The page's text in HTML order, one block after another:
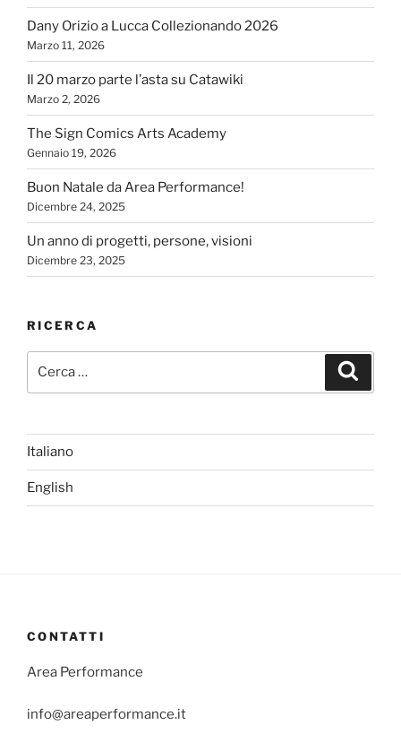
Dany Orizio a Lucca Collezionando 2026
Marzo 11, 2026
Il 20 marzo parte l’asta su Catawiki
Marzo 2, 2026
The Sign Comics Arts Academy
Gennaio 19, 2026
Buon Natale da Area Performance!
Dicembre 24, 2025
Un anno di progetti, persone, visioni
Dicembre 23, 2025
RICERCA
Italiano
English
CONTATTI
Area Performance
info@areaperformance.it